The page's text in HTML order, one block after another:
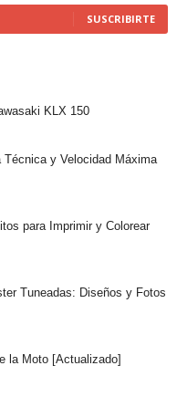
SUSCRIBIRTE
KLX 150
Técnica y Velocidad Máxima
para Imprimir y Colorear
Tuneadas: Diseños y Fotos
la Moto [Actualizado]